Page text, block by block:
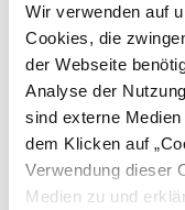
Wir verwenden auf
Cookies, die
der Webseite
Analyse der
sind externe
dem Klicken auf
Verwendung dieser
Medien zu und